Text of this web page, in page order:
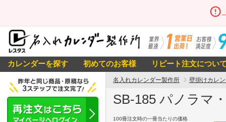
カレンダーを探す 初めてのお客様 リピート注文につい
名入れカレンダー製作所 壁掛けカレ
SB-185 パノラマ
100冊注文時の一冊当たりの価格